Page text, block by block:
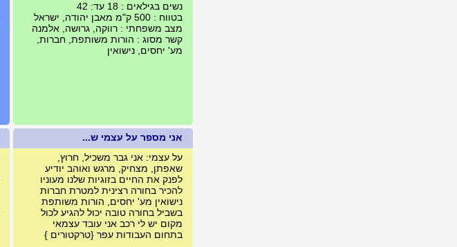
נשים בגילאים : 18 עד: 42
בטווח : 500 ק"מ מאבן יהודה, ישראל
מצב משפחתי : רווקה, גרושה, אלמנה
קשר מסוג : הורות משותפת, חברות,
מע' יחסים, נישואין
אני מספר על עצמי ש...
על עצמי: אני גבר משכיל, חרוץ,
שאפתן, מצחיק, מרגש ואוהב יודיע
לפנק את החיים בזוגיות שלנו מעוניו
להכיר בחורה רצינית למטרת חברות
נישואין מע' יחסים, הורות משותפת
בשביל בחורה טובה יכול להגיע לכול
מקום יש לי רכב אני עובד עצמאי
בתחום העבודות עפר {טרקטורים }